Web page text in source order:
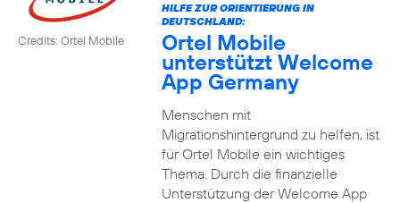
Credits: Ortel Mobile
HILFE ZUR ORIENTIERUNG IN
DEUTSCHLAND:
Ortel Mobile
unterstützt Welcome
App Germany
Menschen mit
Migrationshintergrund zu helfen, ist
für Ortel Mobile ein wichtiges
Thema. Durch die finanzielle
Unterstützung der Welcome App